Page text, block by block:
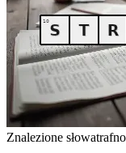
Znalezione słowa